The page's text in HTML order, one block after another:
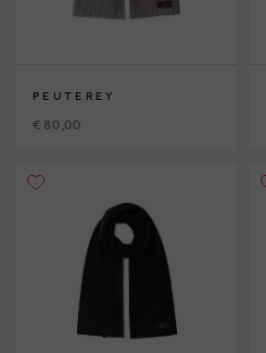
PEUTEREY
€ 80,00